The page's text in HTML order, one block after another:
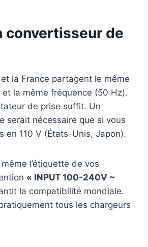
convertisseur de
la France partagent le même
la même fréquence (50 Hz).
de prise suffit. Un
serait nécessaire que si vous
en 110 V (États-Unis, Japon).
l’étiquette de vos
« INPUT 100-240V ~
la compatibilité mondiale.
tous les chargeurs